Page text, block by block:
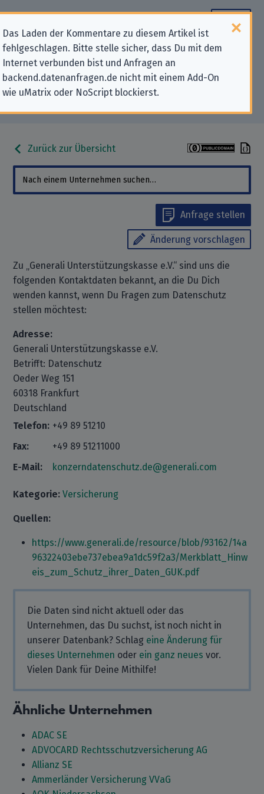
Das Laden der Kommentare zu diesem Artikel ist
fehlgeschlagen. Bitte stelle sicher, dass Du mit dem
Internet verbunden bist und Anfragen an
backend.datenanfragen.de nicht mit einem Add-On
wie uMatrix oder NoScript blockierst.
Datenschutz-Kontaktdaten für
„Generali Unterstützungskasse
e.V.“
Zurück zur Übersicht
Anfrage stellen
Änderung vorschlagen
Zu „Generali Unterstützungskasse e.V.“ sind uns die
folgenden Kontaktdaten bekannt, an die Du Dich
wenden kannst, wenn Du Fragen zum Datenschutz
stellen möchtest:
Adresse:
Generali Unterstützungskasse e.V.
Betrifft: Datenschutz
Oeder Weg 151
60318 Frankfurt
Deutschland
Telefon: +49 89 51210
Fax:
+49 89 51211000
E-Mail:
konzerndatenschutz.de@generali.com
Kategorie: Versicherung
Quellen:
https://www.generali.de/resource/blob/93162/14a
96322403ebe737ebea9a1dc59f2a3/Merkblatt_Hinw
eis_zum_Schutz_ihrer_Daten_GUK.pdf
Die Daten sind nicht aktuell oder das
Unternehmen, das Du suchst, ist noch nicht in
unserer Datenbank? Schlag eine Änderung für
dieses Unternehmen oder ein ganz neues vor.
Vielen Dank für Deine Mithilfe!
Ähnliche Unternehmen
ADAC SE
ADVOCARD Rechtsschutzversicherung AG
Allianz SE
Ammerländer Versicherung VVaG